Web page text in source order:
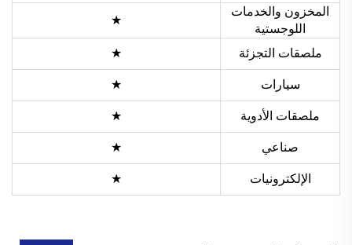
المخزون والخدمات
اللوجستية
★
ملصقات التجزئة ★
سيارات ★
ملصقات الأدوية ★
صناعي ★
الإلكترونيات ★